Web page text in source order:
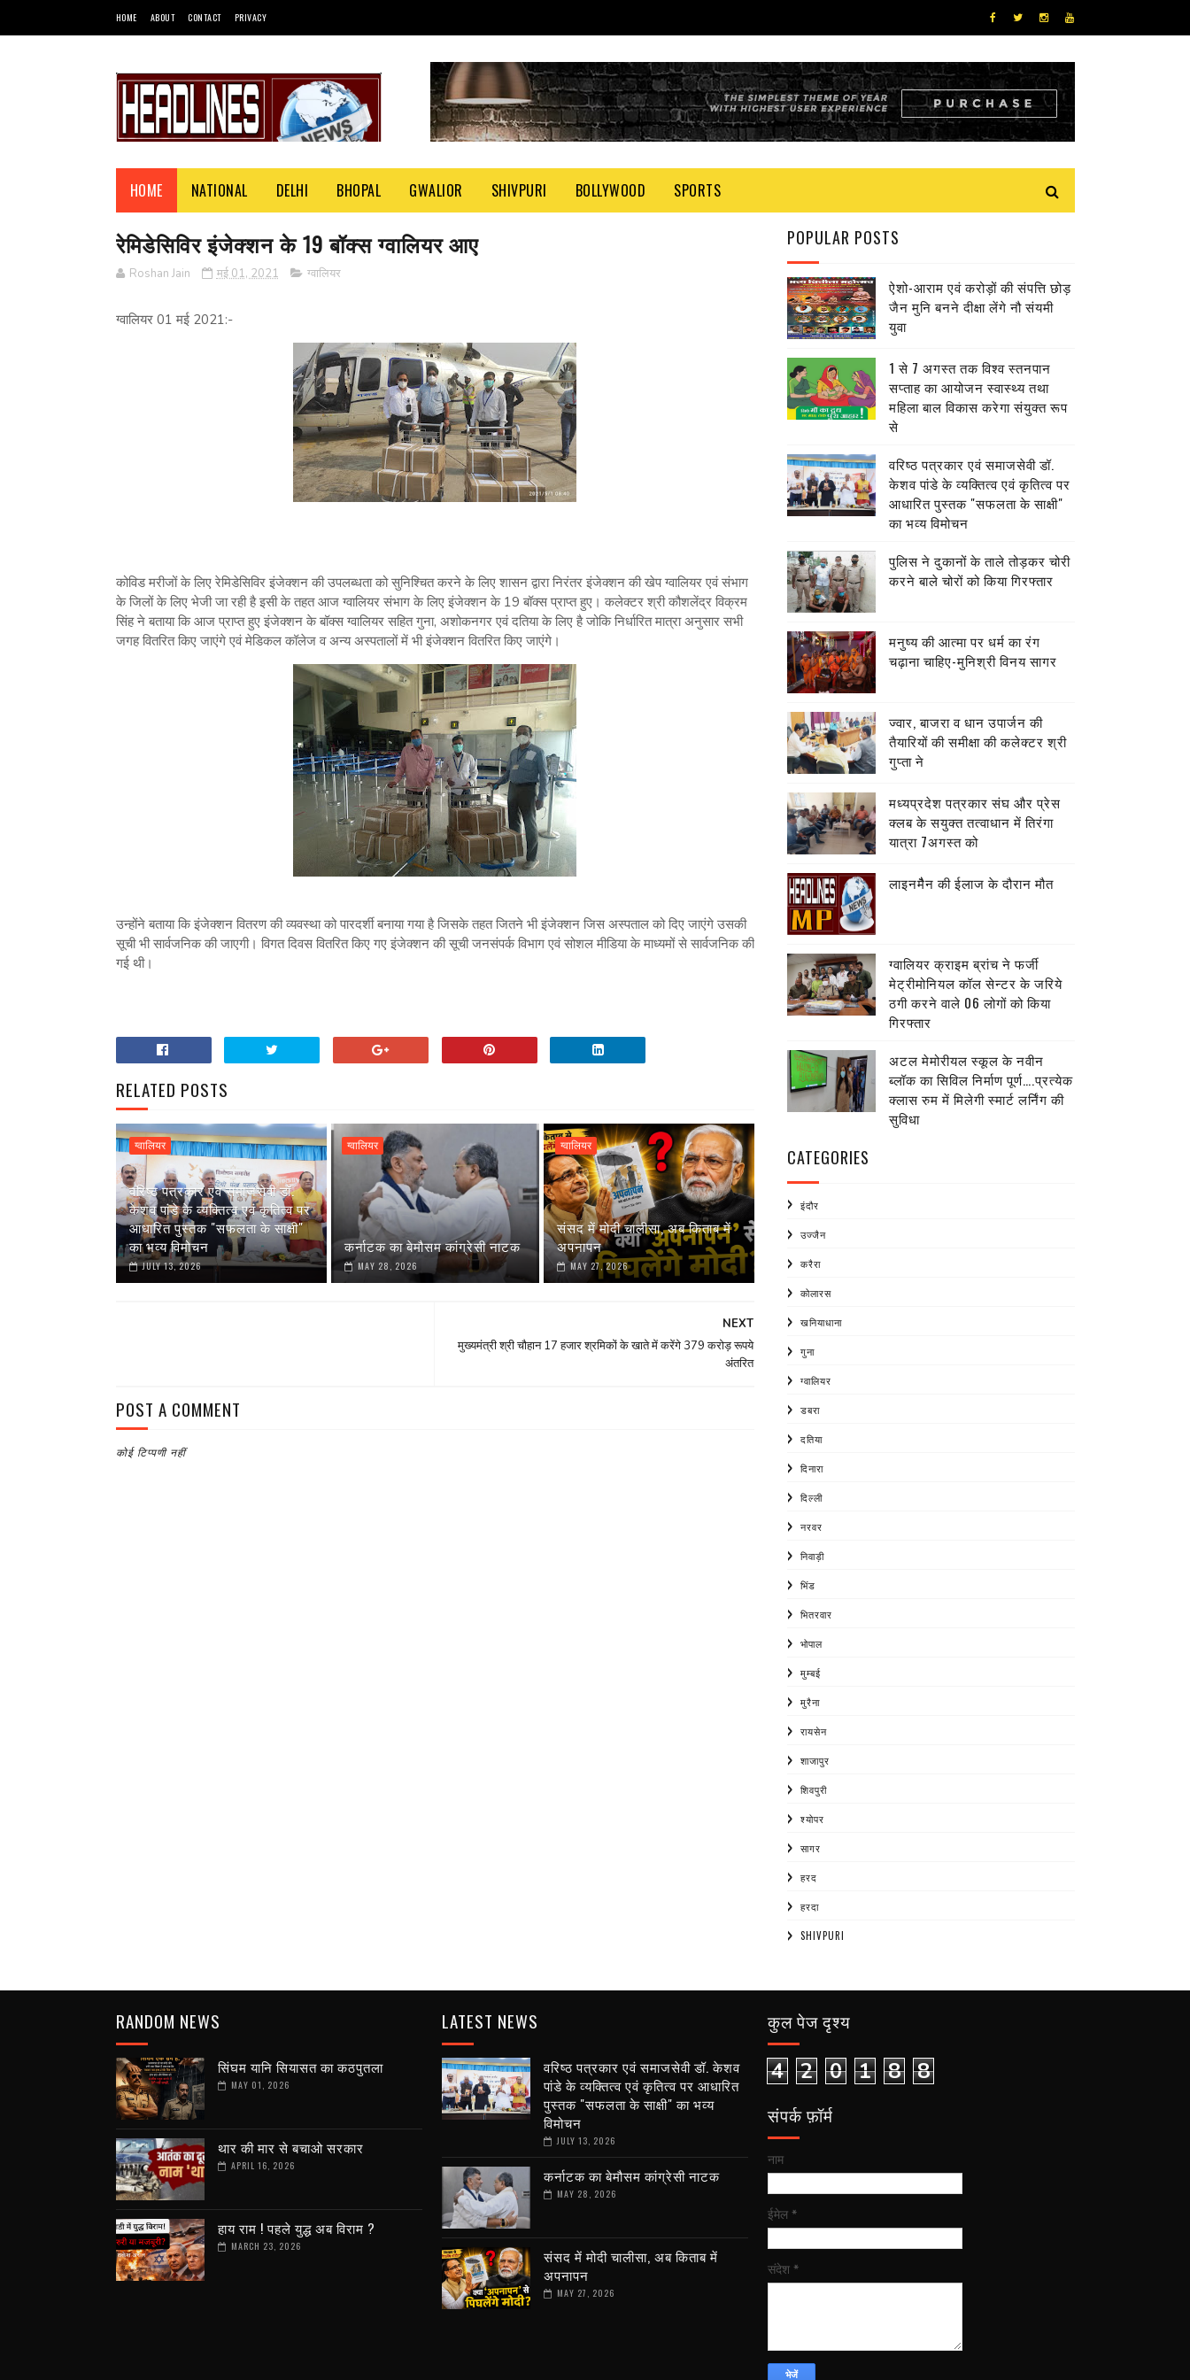
HOME ABOUT CONTACT PRIVACY
HOME NATIONAL DELHI BHOPAL GWALIOR SHIVPURI BOLLYWOOD SPORTS
रेमिडेसिविर इंजेक्शन के 19 बॉक्स ग्वालियर आए
Roshan Jain मई 01, 2021 ग्वालियर
ग्वालियर 01 मई 2021:-
कोविड मरीजों के लिए रेमिडेसिविर इंजेक्शन की उपलब्धता को सुनिश्चित करने के लिए शासन द्वारा निरंतर इंजेक्शन की खेप ग्वालियर एवं संभाग
के जिलों के लिए भेजी जा रही है इसी के तहत आज ग्वालियर संभाग के लिए इंजेक्शन के 19 बॉक्स प्राप्त हुए। कलेक्टर श्री कौशलेंद्र विक्रम
सिंह ने बताया कि आज प्राप्त हुए इंजेक्शन के बॉक्स ग्वालियर सहित गुना, अशोकनगर एवं दतिया के लिए है जोकि निर्धारित मात्रा अनुसार सभी
जगह वितरित किए जाएंगे एवं मेडिकल कॉलेज व अन्य अस्पतालों में भी इंजेक्शन वितरित किए जाएंगे।
उन्होंने बताया कि इंजेक्शन वितरण की व्यवस्था को पारदर्शी बनाया गया है जिसके तहत जितने भी इंजेक्शन जिस अस्पताल को दिए जाएंगे उसकी
सूची भी सार्वजनिक की जाएगी। विगत दिवस वितरित किए गए इंजेक्शन की सूची जनसंपर्क विभाग एवं सोशल मीडिया के माध्यमों से सार्वजनिक की
गई थी।
RELATED POSTS
ग्वालियर
वरिष्ठ पत्रकार एवं समाजसेवी डॉ.
केशव पांडे के व्यक्तित्व एवं कृतित्व पर
आधारित पुस्तक "सफलता के साक्षी"
का भव्य विमोचन
JULY 13, 2026
ग्वालियर
कर्नाटक का बेमौसम कांग्रेसी नाटक
MAY 28, 2026
ग्वालियर
संसद में मोदी चालीसा, अब किताब में
अपनापन
MAY 27, 2026
NEXT
मुख्यमंत्री श्री चौहान 17 हजार श्रमिकों के खाते में करेंगे 379 करोड़ रूपये
अंतरित
POST A COMMENT
कोई टिप्पणी नहीं
POPULAR POSTS
ऐशो-आराम एवं करोड़ों की संपत्ति छोड़
जैन मुनि बनने दीक्षा लेंगे नौ संयमी
युवा
1 से 7 अगस्त तक विश्व स्तनपान
सप्ताह का आयोजन स्वास्थ्य तथा
महिला बाल विकास करेगा संयुक्त रूप
से
वरिष्ठ पत्रकार एवं समाजसेवी डॉ.
केशव पांडे के व्यक्तित्व एवं कृतित्व पर
आधारित पुस्तक "सफलता के साक्षी"
का भव्य विमोचन
पुलिस ने दुकानों के ताले तोड़कर चोरी
करने बाले चोरों को किया गिरफ्तार
मनुष्य की आत्मा पर धर्म का रंग
चढ़ाना चाहिए-मुनिश्री विनय सागर
ज्वार, बाजरा व धान उपार्जन की
तैयारियों की समीक्षा की कलेक्टर श्री
गुप्ता ने
मध्यप्रदेश पत्रकार संघ और प्रेस
क्लब के सयुक्त तत्वाधान में तिरंगा
यात्रा 7अगस्त को
लाइनमैैन की ईलाज के दौरान मौत
ग्वालियर क्राइम ब्रांच ने फर्जी
मेट्रीमोनियल कॉल सेन्टर के जरिये
ठगी करने वाले 06 लोगों को किया
गिरफ्तार
अटल मेमोरीयल स्कूल के नवीन
ब्लॉक का सिविल निर्माण पूर्ण….प्रत्येक
क्लास रुम में मिलेगी स्मार्ट लर्निंग की
सुविधा
CATEGORIES
इंदौर
उज्जैन
करैरा
कोलारस
खनियाधाना
गुना
ग्वालियर
डबरा
दतिया
दिनारा
दिल्ली
नरवर
निवाड़ी
भिंड
भितरवार
भोपाल
मुम्बई
मुरैना
रायसेन
शाजापुर
शिवपुरी
श्योपर
सागर
हरद
हरदा
SHIVPURI
RANDOM NEWS
सिंघम यानि सियासत का कठपुतला
MAY 01, 2026
थार की मार से बचाओ सरकार
APRIL 16, 2026
हाय राम ! पहले युद्ध अब विराम ?
MARCH 23, 2026
LATEST NEWS
वरिष्ठ पत्रकार एवं समाजसेवी डॉ. केशव
पांडे के व्यक्तित्व एवं कृतित्व पर आधारित
पुस्तक "सफलता के साक्षी" का भव्य
विमोचन
JULY 13, 2026
कर्नाटक का बेमौसम कांग्रेसी नाटक
MAY 28, 2026
संसद में मोदी चालीसा, अब किताब में
अपनापन
MAY 27, 2026
कुल पेज दृश्य
4 2 0 1 8 8
संपर्क फ़ॉर्म
नाम
ईमेल *
संदेश *